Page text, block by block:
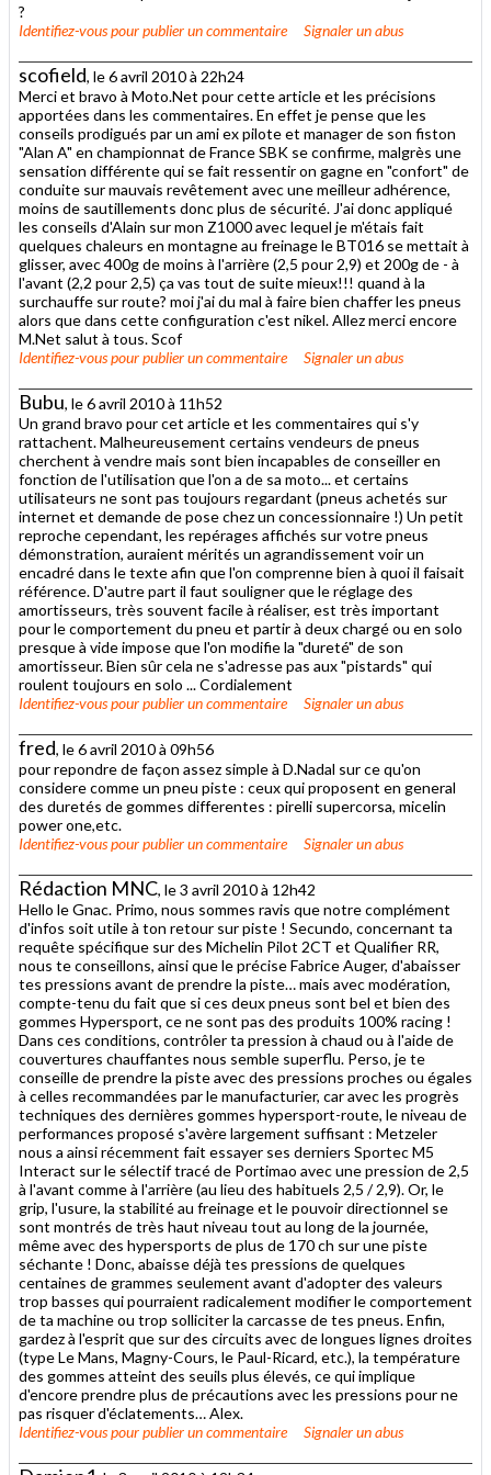
?
Identifiez-vouspour publier un commentaire Signaler un abus
scofield, le 6 avril 2010 à 22h24
Merci et bravo à Moto.Net pour cette article et les précisions
apportées dans les commentaires. En effet je pense que les
conseils prodigués par un ami ex pilote et manager de son fiston
"Alan A" en championnat de France SBK se confirme, malgrès une
sensation différente qui se fait ressentir on gagne en "confort" de
conduite sur mauvais revêtement avec une meilleur adhérence,
moins de sautillements donc plus de sécurité. J'ai donc appliqué
les conseils d'Alain sur mon Z1000 avec lequel je m'étais fait
quelques chaleurs en montagne au freinage le BT016 se mettait à
glisser, avec 400g de moins à l'arrière (2,5 pour 2,9) et 200g de - à
l'avant (2,2 pour 2,5) ça vas tout de suite mieux!!! quand à la
surchauffe sur route? moi j'ai du mal à faire bien chaffer les pneus
alors que dans cette configuration c'est nikel. Allez merci encore
M.Net salut à tous. Scof
Identifiez-vouspour publier un commentaire Signaler un abus
Bubu, le 6 avril 2010 à 11h52
Un grand bravo pour cet article et les commentaires qui s'y
rattachent. Malheureusement certains vendeurs de pneus
cherchent à vendre mais sont bien incapables de conseiller en
fonction de l'utilisation que l'on a de sa moto... et certains
utilisateurs ne sont pas toujours regardant (pneus achetés sur
internet et demande de pose chez un concessionnaire !) Un petit
reproche cependant, les repérages affichés sur votre pneus
démonstration, auraient mérités un agrandissement voir un
encadré dans le texte afin que l'on comprenne bien à quoi il faisait
référence. D'autre part il faut souligner que le réglage des
amortisseurs, très souvent facile à réaliser, est très important
pour le comportement du pneu et partir à deux chargé ou en solo
presque à vide impose que l'on modifie la "dureté" de son
amortisseur. Bien sûr cela ne s'adresse pas aux "pistards" qui
roulent toujours en solo ... Cordialement
Identifiez-vouspour publier un commentaire Signaler un abus
fred, le 6 avril 2010 à 09h56
pour repondre de façon assez simple à D.Nadal sur ce qu'on
considere comme un pneu piste : ceux qui proposent en general
des duretés de gommes differentes : pirelli supercorsa, micelin
power one,etc.
Identifiez-vouspour publier un commentaire Signaler un abus
Rédaction MNC, le 3 avril 2010 à 12h42
Hello le Gnac. Primo, nous sommes ravis que notre complément
d'infos soit utile à ton retour sur piste ! Secundo, concernant ta
requête spécifique sur des Michelin Pilot 2CT et Qualifier RR,
nous te conseillons, ainsi que le précise Fabrice Auger, d'abaisser
tes pressions avant de prendre la piste… mais avec modération,
compte-tenu du fait que si ces deux pneus sont bel et bien des
gommes Hypersport, ce ne sont pas des produits 100% racing !
Dans ces conditions, contrôler ta pression à chaud ou à l'aide de
couvertures chauffantes nous semble superflu. Perso, je te
conseille de prendre la piste avec des pressions proches ou égales
à celles recommandées par le manufacturier, car avec les progrès
techniques des dernières gommes hypersport-route, le niveau de
performances proposé s'avère largement suffisant : Metzeler
nous a ainsi récemment fait essayer ses derniers Sportec M5
Interact sur le sélectif tracé de Portimao avec une pression de 2,5
à l'avant comme à l'arrière (au lieu des habituels 2,5 / 2,9). Or, le
grip, l'usure, la stabilité au freinage et le pouvoir directionnel se
sont montrés de très haut niveau tout au long de la journée,
même avec des hypersports de plus de 170 ch sur une piste
séchante ! Donc, abaisse déjà tes pressions de quelques
centaines de grammes seulement avant d'adopter des valeurs
trop basses qui pourraient radicalement modifier le comportement
de ta machine ou trop solliciter la carcasse de tes pneus. Enfin,
gardez à l'esprit que sur des circuits avec de longues lignes droites
(type Le Mans, Magny-Cours, le Paul-Ricard, etc.), la température
des gommes atteint des seuils plus élevés, ce qui implique
d'encore prendre plus de précautions avec les pressions pour ne
pas risquer d'éclatements… Alex.
Identifiez-vouspour publier un commentaire Signaler un abus